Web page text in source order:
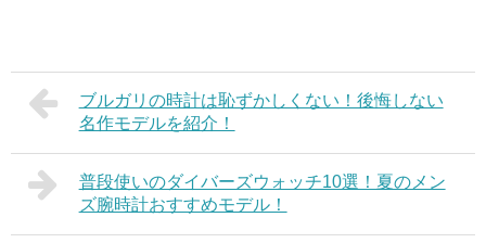
ブルガリの時計は恥ずかしくない！後悔しない
名作モデルを紹介！
普段使いのダイバーズウォッチ10選！夏のメン
ズ腕時計おすすめモデル！